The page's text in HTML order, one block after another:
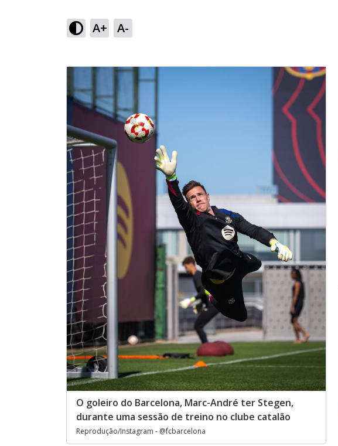
A+ A-
O goleiro do Barcelona, Marc-André ter Stegen,
durante uma sessão de treino no clube catalão
Reprodução/Instagram - @fcbarcelona